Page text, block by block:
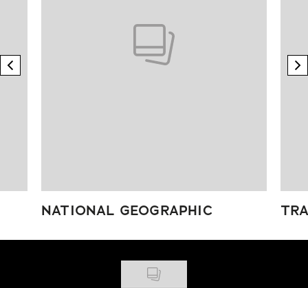
previous element
NATIONAL GEOGRAPHIC